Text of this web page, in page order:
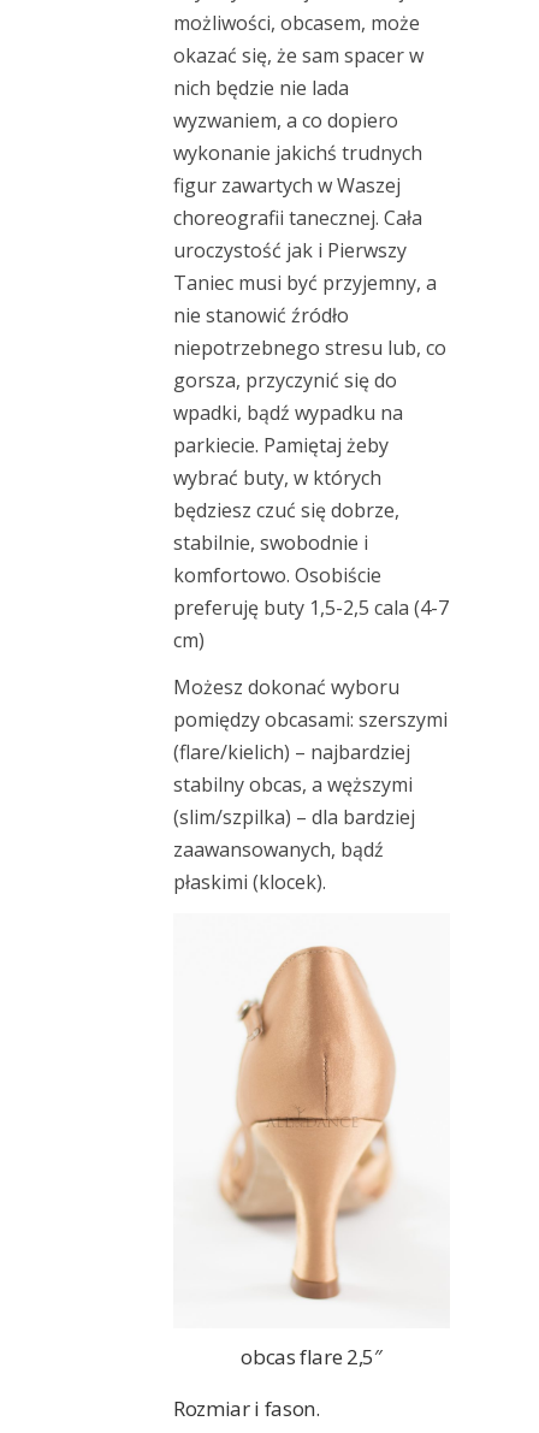
możliwości, obcasem, może
okazać się, że sam spacer w
nich będzie nie lada
wyzwaniem, a co dopiero
wykonanie jakichś trudnych
figur zawartych w Waszej
choreografii tanecznej. Cała
uroczystość jak i Pierwszy
Taniec musi być przyjemny, a
nie stanowić źródło
niepotrzebnego stresu lub, co
gorsza, przyczynić się do
wpadki, bądź wypadku na
parkiecie. Pamiętaj żeby
wybrać buty, w których
będziesz czuć się dobrze,
stabilnie, swobodnie i
komfortowo. Osobiście
preferuję buty 1,5-2,5 cala (4-7
cm)
Możesz dokonać wyboru
pomiędzy obcasami: szerszymi
(flare/kielich) – najbardziej
stabilny obcas, a węższymi
(slim/szpilka) – dla bardziej
zaawansowanych, bądź
płaskimi (klocek).
obcas flare 2,5″
Rozmiar i fason.